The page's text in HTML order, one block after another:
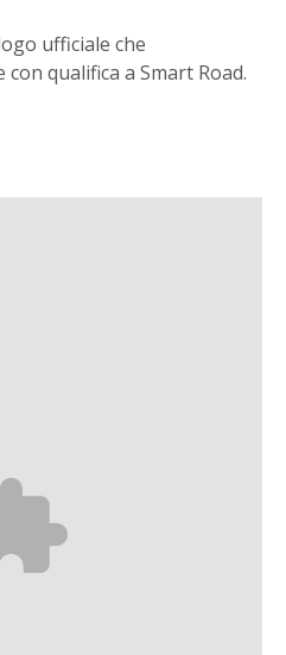
ufficiale che
qualifica a Smart Road.